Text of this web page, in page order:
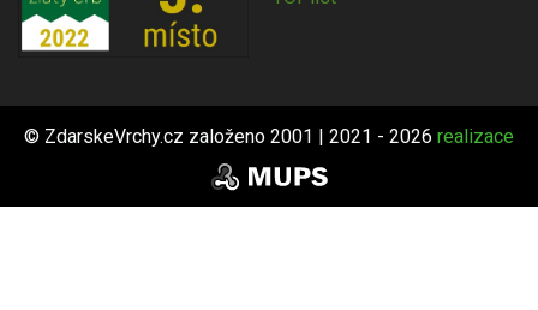
© ZdarskeVrchy.cz založeno 2001 | 2021 - 2026 realizace